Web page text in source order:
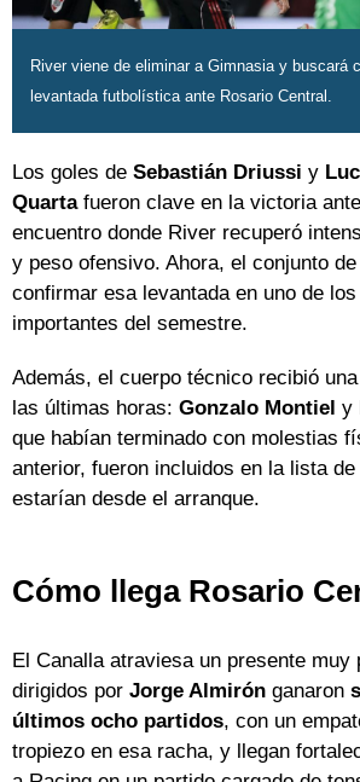
River viene de eliminar a Gimnasia y buscará
levantada futbolística ante Rosario Central.
Los goles de Sebastián Driussi y
Quartafueron clave en la victoria
encuentro donde River recuperó
y peso ofensivo. Ahora, el conjunto
confirmar esa levantada en uno de
importantes del semestre.
Además, el cuerpo técnico recibió
las últimas horas: Gonzalo Montiel y
que habían terminado con molestias
anterior, fueron incluidos en la lista
estarían desde el arranque.
Cómo llega Rosario
El Canalla atraviesa un presente muy
dirigidos por Jorge Almirón ganaron
últimos ocho partidos, con un
tropiezo en esa racha, y llegan